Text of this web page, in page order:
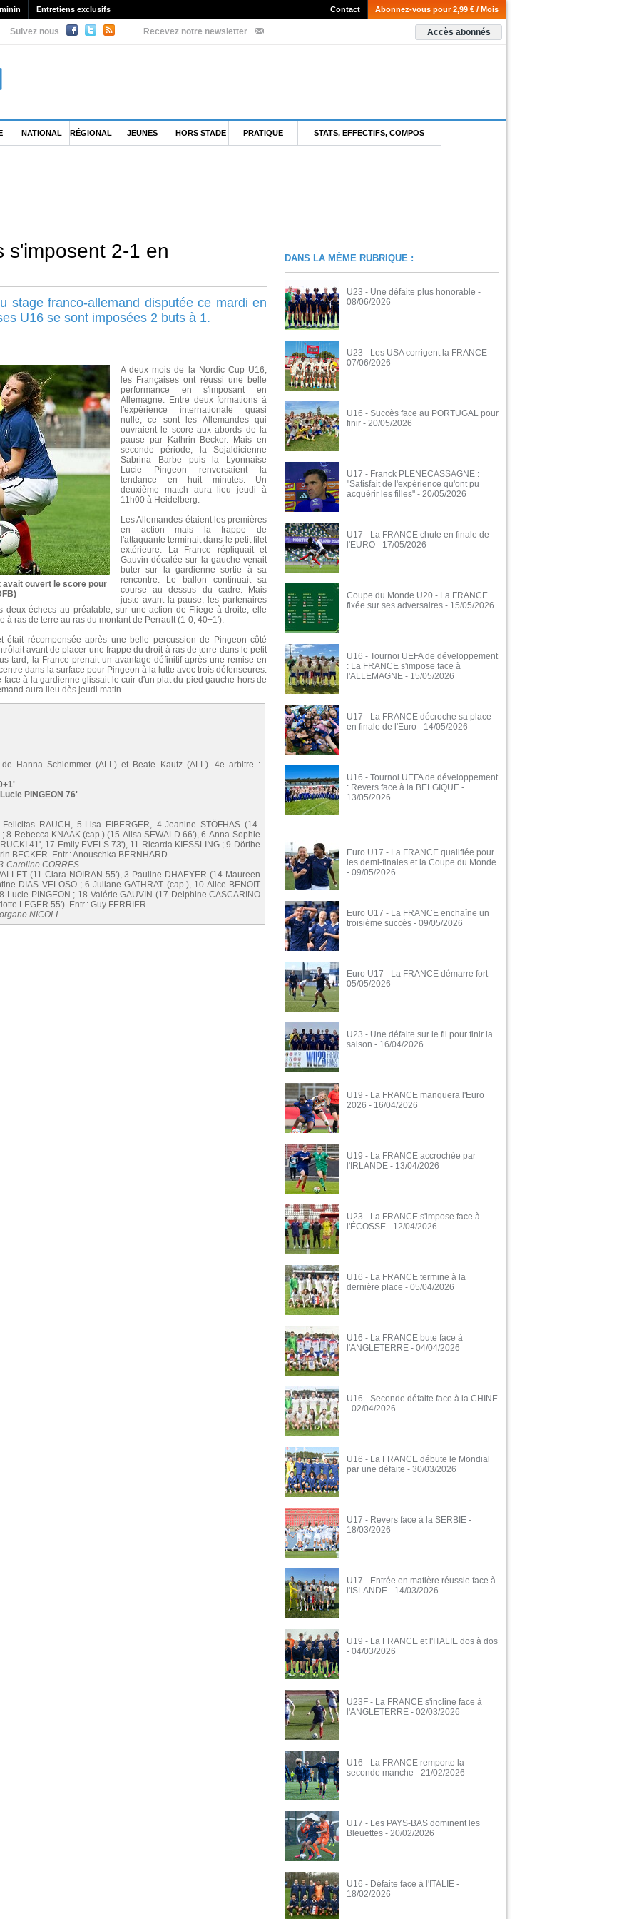
Entretiens exclusifs Abonnez-vous pour 2,99 € / Mois
Contact
Suivez nous Recevez notre newsletter Accès abonnés
NATIONAL RÉGIONAL JEUNES HORS STADE PRATIQUE STATS, EFFECTIFS, COMPOS
s'imposent 2-1 en
stage franco-allemand disputée ce mardi en
U16 se sont imposées 2 buts à 1.
avait ouvert le score pour
A deux mois de la Nordic Cup U16,
les Françaises ont réussi une belle
performance en s'imposant en
Allemagne. Entre deux formations à
l'expérience internationale quasi
nulle, ce sont les Allemandes qui
ouvraient le score aux abords de la
pause par Kathrin Becker. Mais en
seconde période, la Sojaldicienne
Sabrina Barbe puis la Lyonnaise
Lucie Pingeon renversaient la
tendance en huit minutes. Un
deuxième match aura lieu jeudi à
11h00 à Heidelberg.
Les Allemandes étaient les premières
en action mais la frappe de
l'attaquante terminait dans le petit filet
extérieure. La France répliquait et
Gauvin décalée sur la gauche venait
buter sur la gardienne sortie à sa
rencontre. Le ballon continuait sa
course au dessus du cadre. Mais
juste avant la pause, les partenaires
deux échecs au préalable, sur une action de Fliege à droite, elle
à ras de terre au ras du montant de Perrault (1-0, 40+1').
était récompensée après une belle percussion de Pingeon côté
avant de placer une frappe du droit à ras de terre dans le petit
tard, la France prenait un avantage définitif après une remise en
dans la surface pour Pingeon à la lutte avec trois défenseures.
à la gardienne glissait le cuir d'un plat du pied gauche hors de
aura lieu dès jeudi matin.
Hanna Schlemmer (ALL) et Beate Kautz (ALL). 4e arbitre :
PINGEON 76'
RAUCH, 5-Lisa EIBERGER, 4-Jeanine STÖFHAS (14-
8-Rebecca KNAAK (cap.) (15-Alisa SEWALD 66'), 6-Anna-Sophie
41', 17-Emily EVELS 73'), 11-Ricarda KIESSLING ; 9-Dörthe
BECKER. Entr.: Anouschka BERNHARD
Caroline CORRES
(11-Clara NOIRAN 55'), 3-Pauline DHAEYER (14-Maureen
DIAS VELOSO ; 6-Juliane GATHRAT (cap.), 10-Alice BENOIT
Lucie PINGEON ; 18-Valérie GAUVIN (17-Delphine CASCARINO
LEGER 55'). Entr.: Guy FERRIER
NICOLI
DANS LA MÊME RUBRIQUE :
U23 - Une défaite plus honorable -
08/06/2026
U23 - Les USA corrigent la FRANCE -
07/06/2026
U16 - Succès face au PORTUGAL pour
finir - 20/05/2026
U17 - Franck PLENECASSAGNE :
"Satisfait de l'expérience qu'ont pu
acquérir les filles" - 20/05/2026
U17 - La FRANCE chute en finale de
l'EURO - 17/05/2026
Coupe du Monde U20 - La FRANCE
fixée sur ses adversaires - 15/05/2026
U16 - Tournoi UEFA de développement
: La FRANCE s'impose face à
l'ALLEMAGNE - 15/05/2026
U17 - La FRANCE décroche sa place
en finale de l'Euro - 14/05/2026
U16 - Tournoi UEFA de développement
: Revers face à la BELGIQUE -
13/05/2026
Euro U17 - La FRANCE qualifiée pour
les demi-finales et la Coupe du Monde
- 09/05/2026
Euro U17 - La FRANCE enchaîne un
troisième succès - 09/05/2026
Euro U17 - La FRANCE démarre fort -
05/05/2026
U23 - Une défaite sur le fil pour finir la
saison - 16/04/2026
U19 - La FRANCE manquera l'Euro
2026 - 16/04/2026
U19 - La FRANCE accrochée par
l'IRLANDE - 13/04/2026
U23 - La FRANCE s'impose face à
l'ÉCOSSE - 12/04/2026
U16 - La FRANCE termine à la
dernière place - 05/04/2026
U16 - La FRANCE bute face à
l'ANGLETERRE - 04/04/2026
U16 - Seconde défaite face à la CHINE
- 02/04/2026
U16 - La FRANCE débute le Mondial
par une défaite - 30/03/2026
U17 - Revers face à la SERBIE -
18/03/2026
U17 - Entrée en matière réussie face à
l'ISLANDE - 14/03/2026
U19 - La FRANCE et l'ITALIE dos à dos
- 04/03/2026
U23F - La FRANCE s'incline face à
l'ANGLETERRE - 02/03/2026
U16 - La FRANCE remporte la
seconde manche - 21/02/2026
U17 - Les PAYS-BAS dominent les
Bleuettes - 20/02/2026
U16 - Défaite face à l'ITALIE -
18/02/2026